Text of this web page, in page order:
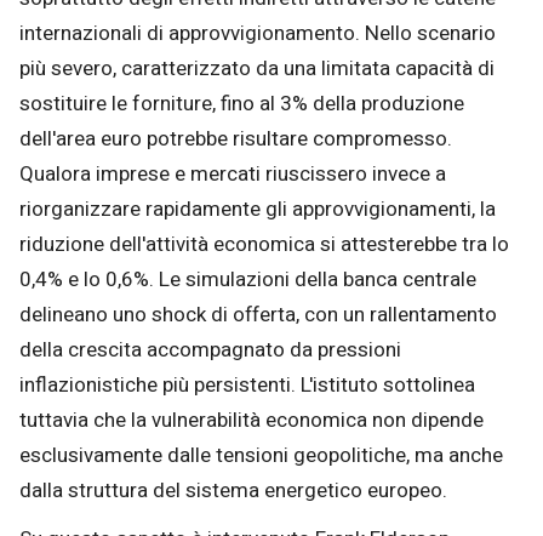
internazionali di approvvigionamento. Nello scenario
più severo, caratterizzato da una limitata capacità di
sostituire le forniture, fino al 3% della produzione
dell'area euro potrebbe risultare compromesso.
Qualora imprese e mercati riuscissero invece a
riorganizzare rapidamente gli approvvigionamenti, la
riduzione dell'attività economica si attesterebbe tra lo
0,4% e lo 0,6%. Le simulazioni della banca centrale
delineano uno shock di offerta, con un rallentamento
della crescita accompagnato da pressioni
inflazionistiche più persistenti. L'istituto sottolinea
tuttavia che la vulnerabilità economica non dipende
esclusivamente dalle tensioni geopolitiche, ma anche
dalla struttura del sistema energetico europeo.